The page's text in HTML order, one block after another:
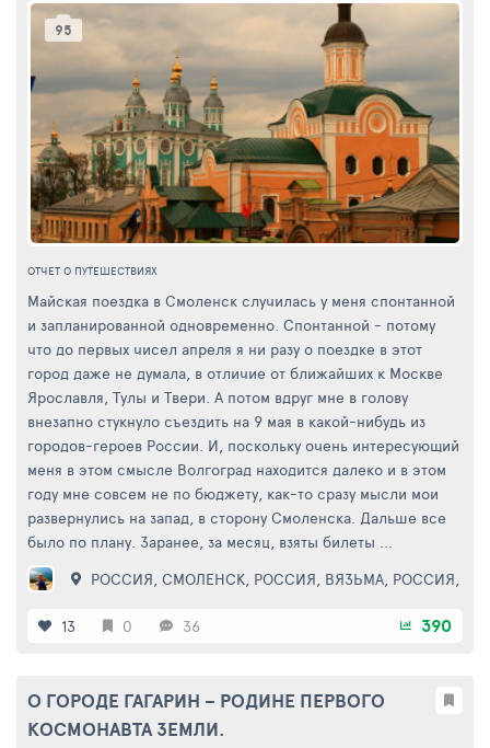
95
ОТЧЕТ О ПУТЕШЕСТВИЯХ
Майская поездка в Смоленск случилась у меня спонтанной
и запланированной одновременно. Спонтанной - потому
что до первых чисел апреля я ни разу о поездке в этот
город даже не думала, в отличие от ближайших к Москве
Ярославля, Тулы и Твери. А потом вдруг мне в голову
внезапно стукнуло съездить на 9 мая в какой-нибудь из
городов-героев России. И, поскольку очень интересующий
меня в этом смысле Волгоград находится далеко и в этом
году мне совсем не по бюджету, как-то сразу мысли мои
развернулись на запад, в сторону Смоленска. Дальше все
было по плану. Заранее, за месяц, взяты билеты ...
РОССИЯ, СМОЛЕНСК, РОССИЯ, ВЯЗЬМА, РОССИЯ,
13 0 36 390
О ГОРОДЕ ГАГАРИН – РОДИНЕ ПЕРВОГО
КОСМОНАВТА ЗЕМЛИ.